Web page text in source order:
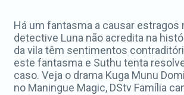
Há um fantasma a causar estragos
detective Luna não acredita na
da vila têm sentimentos
este fantasma e Suthu tenta
caso. Veja o drama Kuga Munu
no Maningue Magic, DStv Família